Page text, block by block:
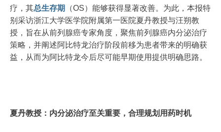
疗，其总生存期
（OS）能够获得显著改善。为此，本报特
别采访浙江大学医学院附属第一医院夏丹教授与汪朔教
授，旨在从前列腺癌专家角度，聚焦前列腺癌内分泌治疗
策略，并阐述阿比特龙治疗阶段前移为患者带来的明确获
益，从而为阿比特龙今后尽可能早期使用提供明确思路。
夏丹教授：内分泌治疗至关重要，合理规划用药时机